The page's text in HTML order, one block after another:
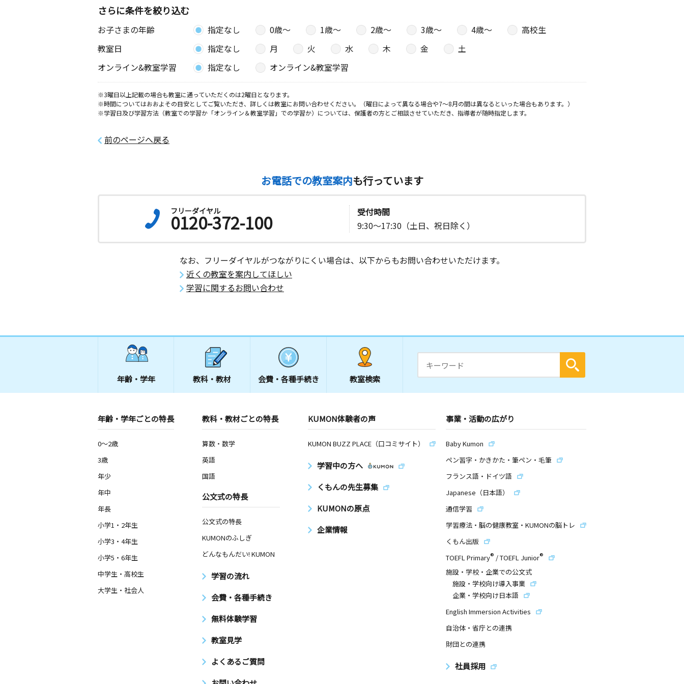
さらに条件を絞り込む
お子さまの年齢 指定なし 0歳〜 1歳〜 2歳〜 3歳〜 4歳〜
高校生
教室日
指定なし 月 火 水 木 金
土
オンライン&教室学習
指定なし オンライン&教室学習
※3曜日以上記載の場合も教室に通っていただくのは2曜日となります。
※時間についてはおおよその目安としてご覧いただき、詳しくは教室にお問い合わせください。（曜日によって異なる場合や7～8月の間は異なるといった場合もあります。）
※学習日及び学習方法（教室での学習か「オンライン＆教室学習」での学習か）については、保護者の方とご相談させていただき、指導者が随時指定します。
前のページへ戻る
お電話での教室案内も行っています
フリーダイヤル
0120-372-100
受付時間
9:30～17:30（土日、祝日除く）
なお、フリーダイヤルがつながりにくい場合は、以下からもお問い合わせいただけます。
近くの教室を案内してほしい
学習に関するお問い合わせ
年齢・学年 教科・教材 会費・ 各種手続き 教室検索
年齢・学年ごとの特長
0～2歳
3歳
年少
年中
年長
小学1・2年生
小学3・4年生
小学5・6年生
中学生・高校生
大学生・社会人
教科・教材ごとの特長
算数・数学
英語
国語
公文式の特長
公文式の特長
KUMONのふしぎ
どんなもんだい! KUMON
学習の流れ
会費・各種手続き
無料体験学習
教室見学
よくあるご質問
KUMON体験者の声
KUMON BUZZ PLACE（口コミサイト）
学習中の方へ
くもんの先生募集
KUMONの原点
企業情報
事業・活動の広がり
Baby Kumon
ペン習字・かきかた・筆ペン・毛筆
フランス語・ドイツ語
Japanese（日本語）
通信学習
学習療法・脳の健康教室・KUMONの脳トレ
くもん出版
TOEFL Primary® /TOEFL Junior®
施設・学校・企業での公文式
施設・学校向け導入事業
企業・学校向け日本語
English Immersion Activities
自治体・省庁との連携
財団との連携
社員採用